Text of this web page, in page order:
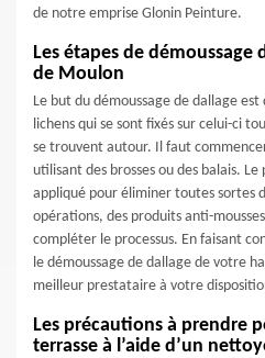
de notre emprise Glonin Peinture.
Les étapes de démoussage
de Moulon
Le but du démoussage de dallage est
lichens qui se sont fixés sur celui-ci
se trouvent autour. Il faut
utilisant des brosses ou des balais.
appliqué pour éliminer toutes sortes
opérations, des produits anti-
compléter le processus. En faisant
le démoussage de dallage de votre
meilleur prestataire à votre
Les précautions à prendre
terrasse à l’aide d’un